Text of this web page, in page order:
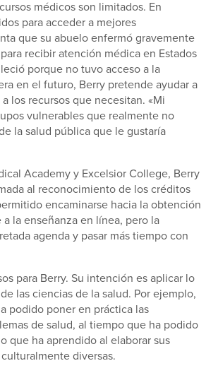
médicos son limitados. En
para acceder a mejores
que su abuelo enfermó gravemente
recibir atención médica en Estados
porque no tuvo acceso a la
en el futuro, Berry pretende ayudar a
los recursos que necesitan. «Mi
vulnerables que realmente no
la salud pública que le gustaría
Academy y Excelsior College, Berry
al reconocimiento de los créditos
encaminarse hacia la obtención
la enseñanza en línea, pero la
agenda y pasar más tiempo con
para Berry. Su intención es aplicar lo
las ciencias de la salud. Por ejemplo,
podido poner en práctica las
de salud, al tiempo que ha podido
que ha aprendido al elaborar sus
diversas.